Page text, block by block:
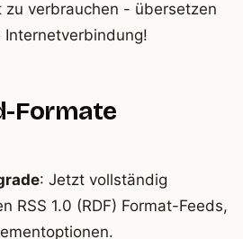
zu verbrauchen - übersetzen
Formate
: Jetzt vollständig
RSS 1.0 (RDF) Format-Feeds,